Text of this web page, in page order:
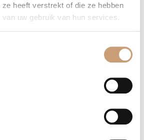
ze heeft verstrekt of die ze hebben
uw gebruik van hun services.
staal u ook de mogelijkheid om de textuur
is belangrijk voor het comfort en de
meubelstuk. Sommige stoffen kunnen er
van het meubel.
bepalen of de nieuwe stof